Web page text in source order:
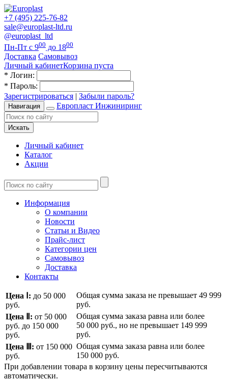
+7 (495) 225-76-82
sale@europlast-ltd.ru
@europlast_ltd
Пн-Пт с 900 до 1800
Доставка Самовывоз
Личный кабинетКорзина пуста
* Логин:
* Пароль:
Зарегистрироваться | Забыли пароль?
Навигация Европласт Инжиниринг
Искать
Личный кабинет
Каталог
Акции
Информация
О компании
Новости
Статьи и Видео
Прайс-лист
Категории цен
Самовывоз
Доставка
Контакты
Цена Ⅰ: до 50 000
руб.
Общая сумма заказа не превышает 49 999
руб.
Цена Ⅱ: от 50 000
руб. до 150 000
руб.
Общая сумма заказа равна или более
50 000 руб., но не превышает 149 999
руб.
Цена Ⅲ: от 150 000
руб.
Общая сумма заказа равна или более
150 000 руб.
При добавлении товара в корзину цены пересчитываются
автоматически.